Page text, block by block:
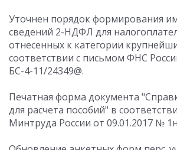
Уточнен порядок формирования
сведений 2-НДФЛ для
отнесенных к категории
соответствии с письмом ФНС
БС-4-11/24349@.
Печатная форма документа
для расчета пособий" в
Минтруда России от 09.01.2017 №